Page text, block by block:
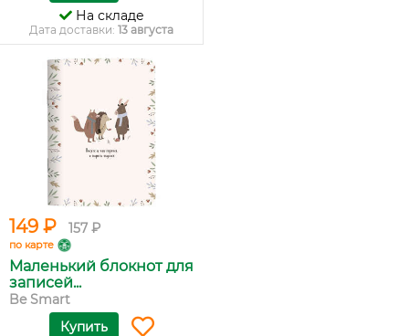
На складе
Дата доставки: 13 августа
149 ₽ 157 ₽
по карте
Маленький блокнот для
записей...
Be Smart
Купить